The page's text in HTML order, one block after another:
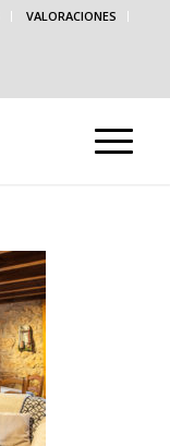
VALORACIONES